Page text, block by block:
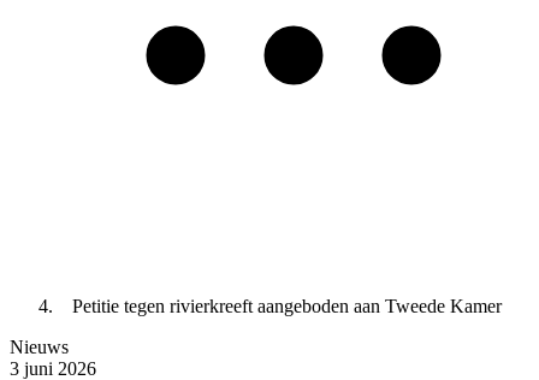
Petitie tegen rivierkreeft aangeboden aan Tweede Kamer
Nieuws
3 juni 2026